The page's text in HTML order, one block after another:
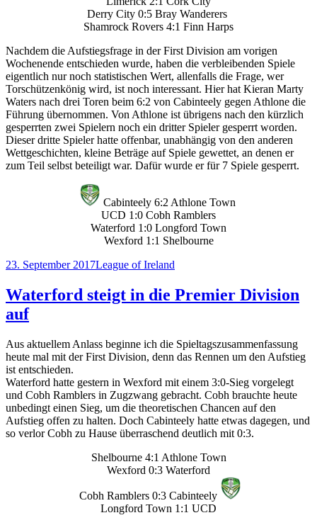
Derry City 0:5 Bray Wanderers
Shamrock Rovers 4:1 Finn Harps
Nachdem die Aufstiegsfrage in der First Division am vorigen
Wochenende entschieden wurde, haben die verbleibenden Spiele
eigentlich nur noch statistischen Wert, allenfalls die Frage, wer
Torschützenkönig wird, ist noch interessant. Hier hat Kieran Marty
Waters nach drei Toren beim 6:2 von Cabinteely gegen Athlone die
Führung übernommen. Von Athlone ist übrigens nach den kürzlich
gesperrten zwei Spielern noch ein dritter Spieler gesperrt worden.
Dieser dritte Spieler hatte offenbar, unabhängig von den anderen
Wettgeschichten, kleine Beträge auf Spiele gewettet, an denen er
zum Teil selbst beteiligt war. Dafür wurde er für 7 Spiele gesperrt.
Cabinteely 6:2 Athlone Town
UCD 1:0 Cobh Ramblers
Waterford 1:0 Longford Town
Wexford 1:1 Shelbourne
Veröffentlicht
23. September 2017Kategorien
League of Ireland
Waterford steigt in die Premier Division
auf
Aus aktuellem Anlass beginne ich die Spieltagszusammenfassung
heute mal mit der First Division, denn das Rennen um den Aufstieg
ist entschieden.
Waterford hatte gestern in Wexford mit einem 3:0-Sieg vorgelegt
und Cobh Ramblers in Zugzwang gebracht. Cobh brauchte heute
unbedingt einen Sieg, um die theoretischen Chancen auf den
Aufstieg offen zu halten. Doch Cabinteely hatte etwas dagegen, und
so verlor Cobh zu Hause überraschend deutlich mit 0:3.
Shelbourne 4:1 Athlone Town
Wexford 0:3 Waterford
Cobh Ramblers 0:3 Cabinteely
Longford Town 1:1 UCD